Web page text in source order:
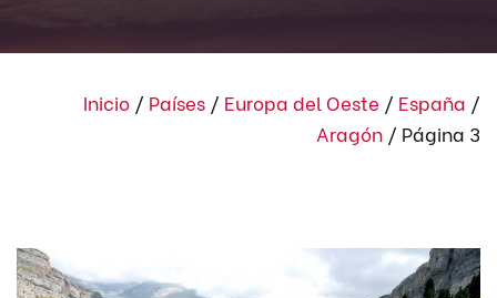
Inicio / Países / Europa del Oeste / España /
Aragón / Página 3